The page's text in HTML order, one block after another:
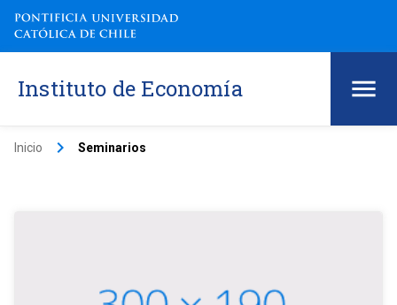
Instituto de Economía
Inicio keyboard_arrow_right Seminarios